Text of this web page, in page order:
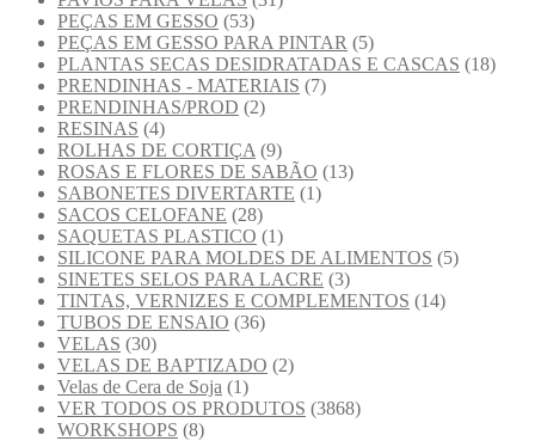
PEÇAS EM GESSO (53)
PEÇAS EM GESSO PARA PINTAR (5)
PLANTAS SECAS DESIDRATADAS E CASCAS (18)
PRENDINHAS - MATERIAIS (7)
PRENDINHAS/PROD (2)
RESINAS (4)
ROLHAS DE CORTIÇA (9)
ROSAS E FLORES DE SABÃO (13)
SABONETES DIVERTARTE (1)
SACOS CELOFANE (28)
SAQUETAS PLASTICO (1)
SILICONE PARA MOLDES DE ALIMENTOS (5)
SINETES SELOS PARA LACRE (3)
TINTAS, VERNIZES E COMPLEMENTOS (14)
TUBOS DE ENSAIO (36)
VELAS (30)
VELAS DE BAPTIZADO (2)
Velas de Cera de Soja (1)
VER TODOS OS PRODUTOS (3868)
WORKSHOPS (8)